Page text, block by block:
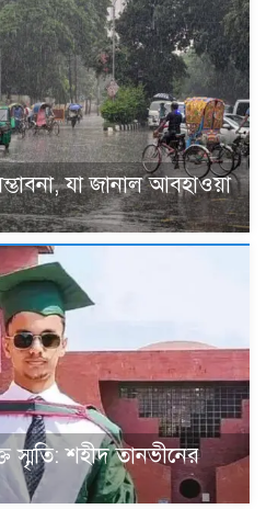
যা জানাল আবহাওয়া
স্মৃতি: শহীদ তানভীনের